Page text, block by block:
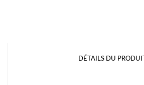
DÉTAILS DU PRODUIT